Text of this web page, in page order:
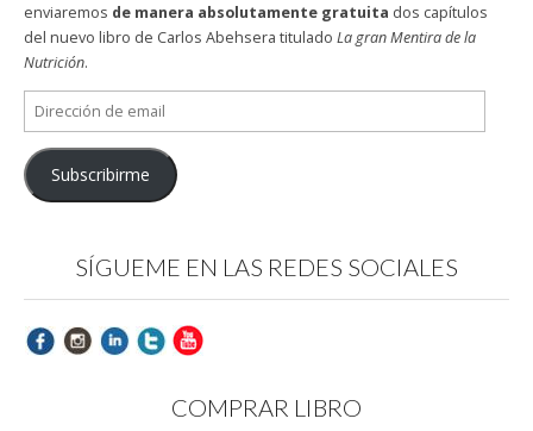
enviaremos de manera absolutamente gratuita dos capítulos
del nuevo libro de Carlos Abehsera titulado La gran Mentira de la
Nutrición.
Dirección
de
email
Subscribirme
SÍGUEME EN LAS REDES SOCIALES
COMPRAR LIBRO